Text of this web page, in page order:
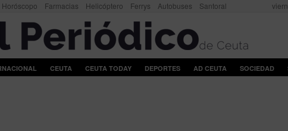
Horóscopo Farmacias Helicóptero Ferrys Autobuses Santoral
CEUTA CEUTA TODAY DEPORTES AD CEUTA SOCIEDAD